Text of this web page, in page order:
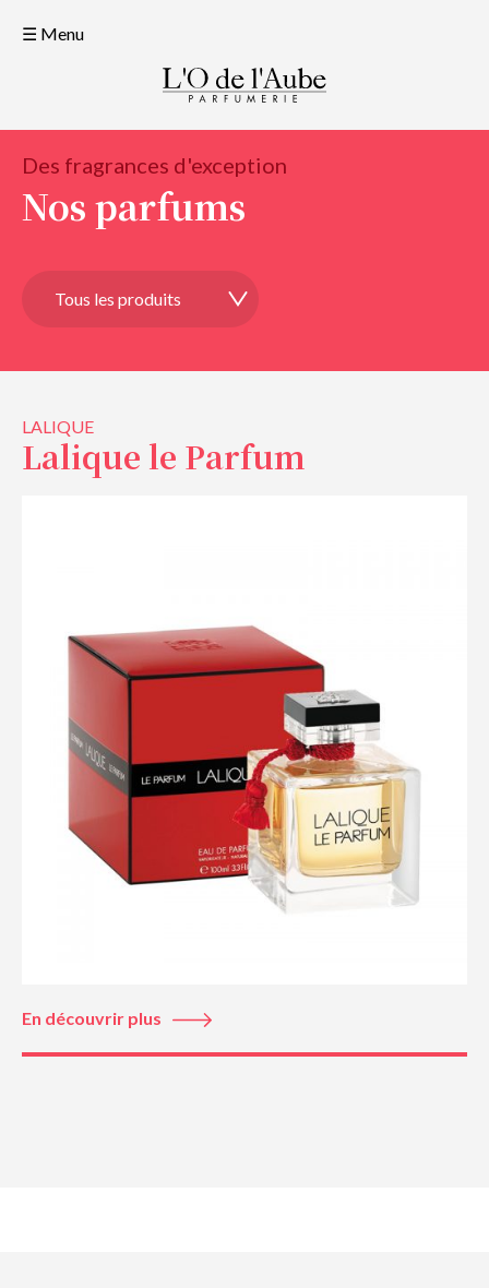
☰ Menu
Des fragrances d'exception
Nos parfums
LALIQUE
Lalique le Parfum
En découvrir plus